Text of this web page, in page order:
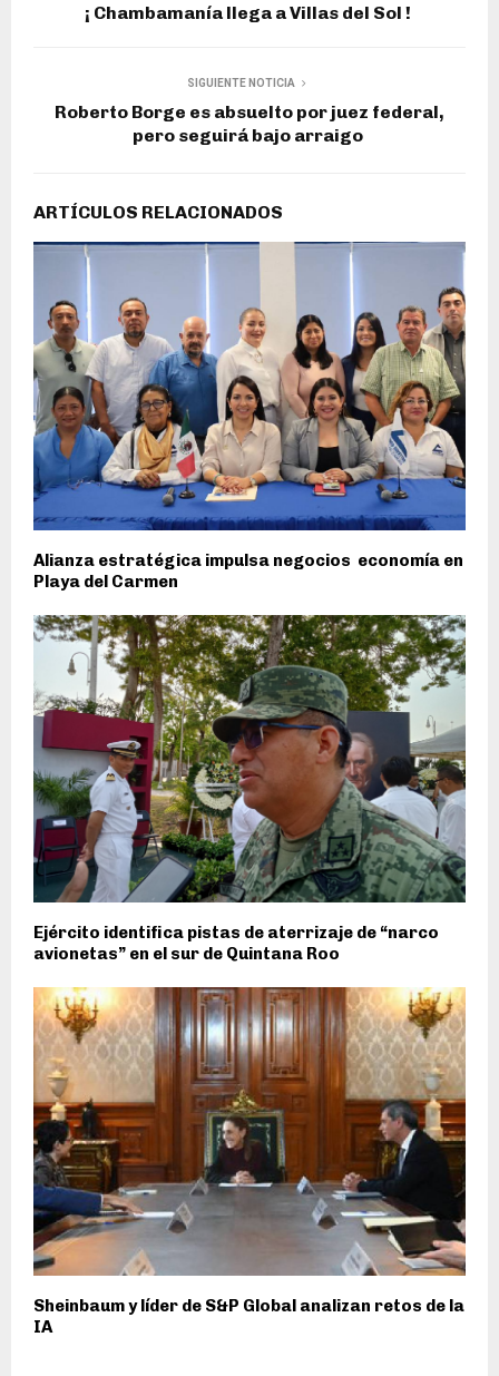
¡ Chambamanía llega a Villas del Sol !
SIGUIENTE NOTICIA
Roberto Borge es absuelto por juez federal,
pero seguirá bajo arraigo
ARTÍCULOS RELACIONADOS
Alianza estratégica impulsa negocios economía en
Playa del Carmen
Ejército identifica pistas de aterrizaje de “narco
avionetas” en el sur de Quintana Roo
Sheinbaum y líder de S&P Global analizan retos de la
IA